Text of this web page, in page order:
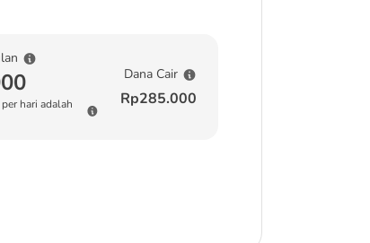
hari adalah
Dana Cair
Rp285.000